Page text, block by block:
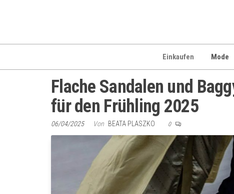
Einkaufen Mode
Flache Sandalen und
für den Frühling 2025
06/04/2025 Von BEATA PLASZKO 0